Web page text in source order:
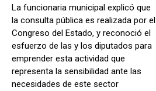
La funcionaria municipal explicó que
la consulta pública es realizada por el
Congreso del Estado, y reconoció el
esfuerzo de las y los diputados para
emprender esta actividad que
representa la sensibilidad ante las
necesidades de este sector